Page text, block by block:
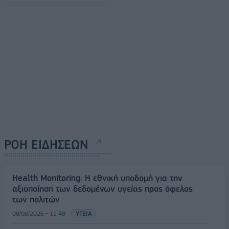
ΡΟΗ ΕΙΔΗΣΕΩΝ
Health Monitoring: Η εθνική υποδομή για την
αξιοποίηση των δεδομένων υγείας προς όφελος
των πολιτών
08/08/2026 - 11:48 ΥΓΕΙΑ